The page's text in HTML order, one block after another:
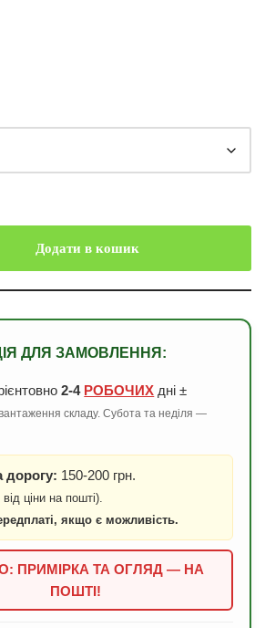
Додати в кошик
ДЛЯ ЗАМОВЛЕННЯ:
2-4 РОБОЧИХ дні ±
складу. Субота та неділя —
дорогу: 150-200 грн.
ціни на пошті).
якщо є можливість.
ПРИМІРКА ТА ОГЛЯД — НА
ПОШТІ!